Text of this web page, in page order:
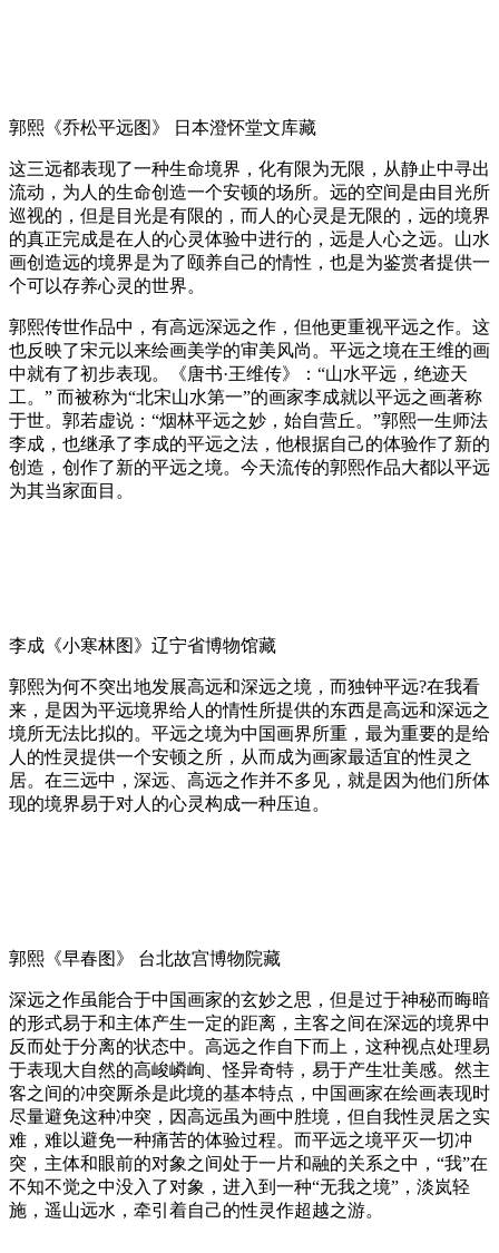
郭熙《乔松平远图》 日本澄怀堂文库藏
这三远都表现了一种生命境界，化有限为无限，从静止中寻出
流动，为人的生命创造一个安顿的场所。远的空间是由目光所
巡视的，但是目光是有限的，而人的心灵是无限的，远的境界
的真正完成是在人的心灵体验中进行的，远是人心之远。山水
画创造远的境界是为了颐养自己的情性，也是为鉴赏者提供一
个可以存养心灵的世界。
郭熙传世作品中，有高远深远之作，但他更重视平远之作。这
也反映了宋元以来绘画美学的审美风尚。平远之境在王维的画
中就有了初步表现。《唐书·王维传》：“山水平远，绝迹天
工。” 而被称为“北宋山水第一”的画家李成就以平远之画著称
于世。郭若虚说：“烟林平远之妙，始自营丘。”郭熙一生师法
李成，也继承了李成的平远之法，他根据自己的体验作了新的
创造，创作了新的平远之境。今天流传的郭熙作品大都以平远
为其当家面目。
李成《小寒林图》辽宁省博物馆藏
郭熙为何不突出地发展高远和深远之境，而独钟平远?在我看
来，是因为平远境界给人的情性所提供的东西是高远和深远之
境所无法比拟的。平远之境为中国画界所重，最为重要的是给
人的性灵提供一个安顿之所，从而成为画家最适宜的性灵之
居。在三远中，深远、高远之作并不多见，就是因为他们所体
现的境界易于对人的心灵构成一种压迫。
郭熙《早春图》 台北故宫博物院藏
深远之作虽能合于中国画家的玄妙之思，但是过于神秘而晦暗
的形式易于和主体产生一定的距离，主客之间在深远的境界中
反而处于分离的状态中。高远之作自下而上，这种视点处理易
于表现大自然的高峻嶙峋、怪异奇特，易于产生壮美感。然主
客之间的冲突厮杀是此境的基本特点，中国画家在绘画表现时
尽量避免这种冲突，因高远虽为画中胜境，但自我性灵居之实
难，难以避免一种痛苦的体验过程。而平远之境平灭一切冲
突，主体和眼前的对象之间处于一片和融的关系之中，“我”在
不知不觉之中没入了对象，进入到一种“无我之境”，淡岚轻
施，遥山远水，牵引着自己的性灵作超越之游。